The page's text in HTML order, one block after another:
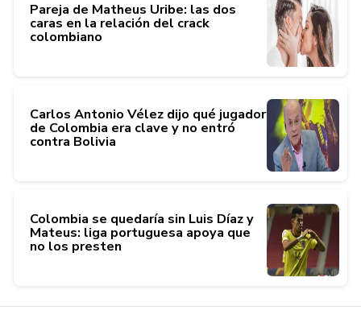
Pareja de Matheus Uribe: las dos
caras en la relación del crack
colombiano
Carlos Antonio Vélez dijo qué jugador
de Colombia era clave y no entró
contra Bolivia
Colombia se quedaría sin Luis Díaz y
Mateus: liga portuguesa apoya que
no los presten